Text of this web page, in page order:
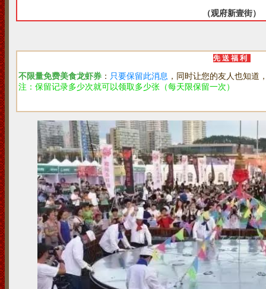
（观府新壹街）
先 送 福 利
不限量免费美食龙虾券： 只要保留此消息 ，同时让您的友人也知道
注：保留记录多少次就可以领取多少张（每天限保留一次）